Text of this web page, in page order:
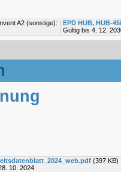
A2 (sonstige):
EPD HUB, HUB-
Gültig bis 4. 12.
(397 KB)
10. 2024